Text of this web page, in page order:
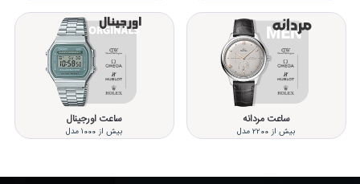
ساعت مردانه
بیش از 2200 مدل
ساعت اورجینال
بیش از 1000 مدل